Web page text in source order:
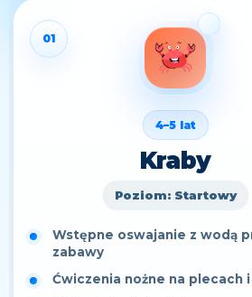
01
4–5 lat
Kraby
Poziom: Startowy
Wstępne oswajanie z wodą
zabawy
Ćwiczenia nożne na plecach